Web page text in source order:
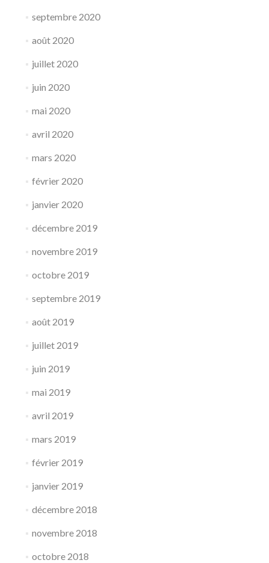
septembre 2020
août 2020
juillet 2020
juin 2020
mai 2020
avril 2020
mars 2020
février 2020
janvier 2020
décembre 2019
novembre 2019
octobre 2019
septembre 2019
août 2019
juillet 2019
juin 2019
mai 2019
avril 2019
mars 2019
février 2019
janvier 2019
décembre 2018
novembre 2018
octobre 2018